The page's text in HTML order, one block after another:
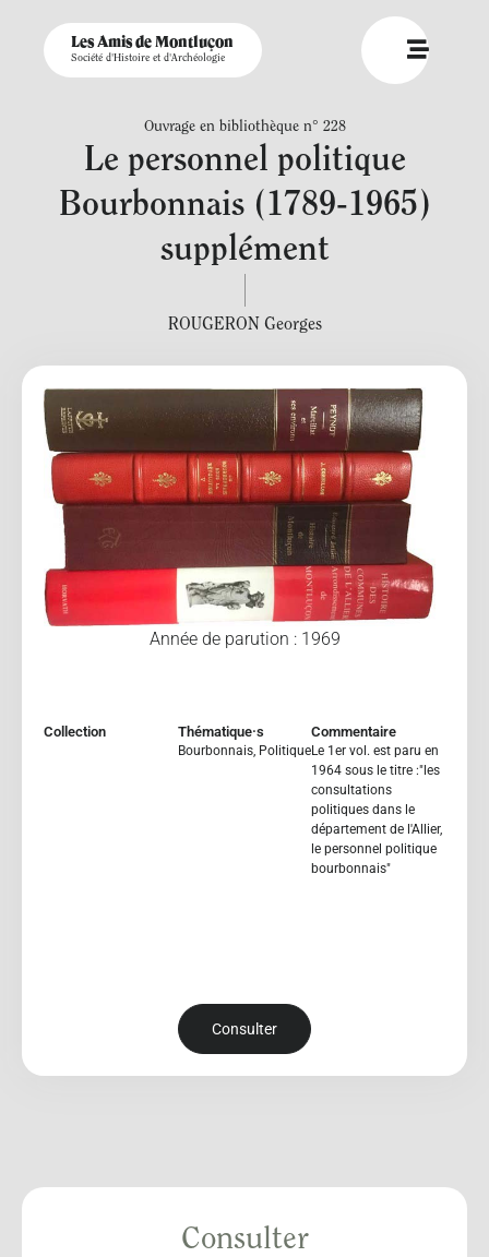
Les Amis de Montluçon
Société d'Histoire et d'Archéologie
Ouvrage en bibliothèque n° 228
Le personnel politique
Bourbonnais (1789-1965)
supplément
ROUGERON Georges
Année de parution : 1969
Collection Thématique·s
Bourbonnais, Politique
Commentaire
Le 1er vol. est paru en
1964 sous le titre :"les
consultations
politiques dans le
département de l'Allier,
le personnel politique
bourbonnais"
Consulter
Consulter